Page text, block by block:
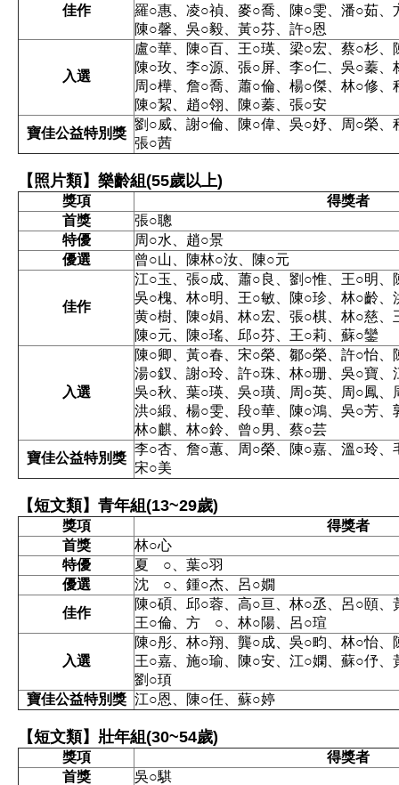
佳作
羅○惠、凌○禎、麥○喬、陳○雯、潘○茹、
陳○馨、吳○毅、黃○芬、許○恩
入選
盧○華、陳○百、王○瑛、梁○宏、蔡○杉、
陳○玫、李○源、張○屏、李○仁、吳○蓁、
周○樺、詹○喬、蕭○倫、楊○傑、林○修、
陳○絜、趙○翎、陳○蓁、張○安
寶佳公益特別獎
劉○威、謝○倫、陳○偉、吳○妤、周○榮、
張○茜
【照片類】樂齡組(55歲以上)
獎項
得獎者
首獎
張○聰
特優
周○水、趙○景
優選
曾○山、陳林○汝、陳○元
佳作
江○玉、張○成、蕭○良、劉○惟、王○明、
吳○槐、林○明、王○敏、陳○珍、林○齡、
黄○樹、陳○娟、林○宏、張○棋、林○慈、
陳○元、陳○瑤、邱○芬、王○莉、蘇○鑾
入選
陳○卿、黃○春、宋○榮、鄒○榮、許○怡、
湯○釵、謝○玲、許○珠、林○珊、吳○寶、
吳○秋、葉○瑛、吳○璜、周○英、周○鳳、
洪○緞、楊○雯、段○華、陳○鴻、吳○芳、
林○麒、林○鈴、曾○男、蔡○芸
寶佳公益特別獎
李○杏、詹○蕙、周○榮、陳○嘉、溫○玲、
宋○美
【短文類】青年組(13~29歲)
獎項
得獎者
首獎
林○心
特優
夏 ○、葉○羽
優選
沈 ○、鍾○杰、呂○嫺
佳作
陳○碩、邱○蓉、高○亘、林○丞、呂○頤、
王○倫、方 ○、林○陽、呂○瑄
入選
陳○彤、林○翔、龔○成、吳○畇、林○怡、
王○嘉、施○瑜、陳○安、江○嫻、蘇○伃、
劉○頊
寶佳公益特別獎 江○恩、陳○任、蘇○婷
【短文類】壯年組(30~54歲)
獎項
得獎者
首獎
吳○騏